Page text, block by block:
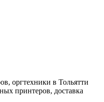
оргтехники в Тольятти
принтеров, доставка